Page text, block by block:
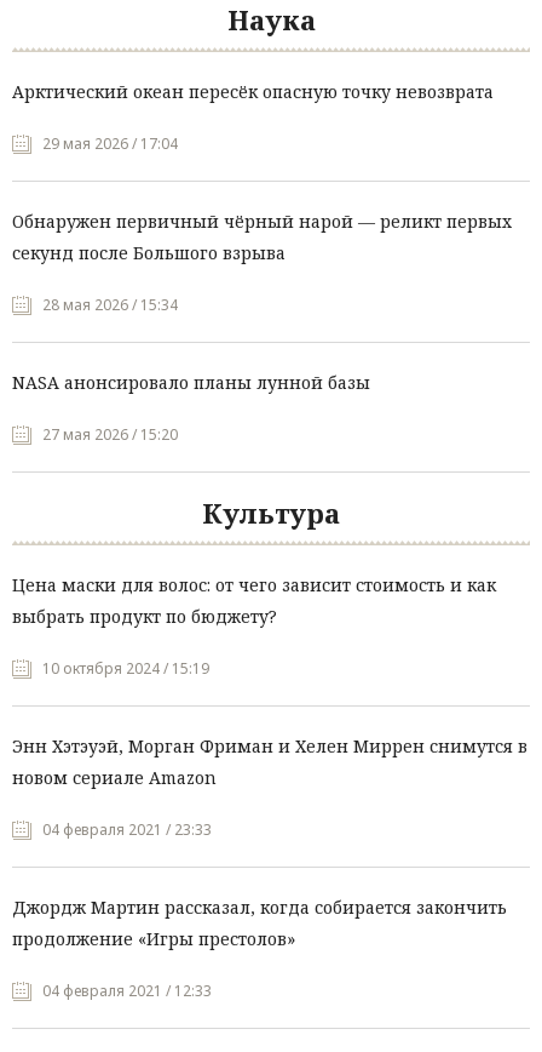
Наука
Арктический океан пересёк опасную точку невозврата
29 мая 2026 / 17:04
Обнаружен первичный чёрный нарой — реликт первых
секунд после Большого взрыва
28 мая 2026 / 15:34
NASA анонсировало планы лунной базы
27 мая 2026 / 15:20
Культура
Цена маски для волос: от чего зависит стоимость и как
выбрать продукт по бюджету?
10 октября 2024 / 15:19
Энн Хэтэуэй, Морган Фриман и Хелен Миррен снимутся в
новом сериале Amazon
04 февраля 2021 / 23:33
Джордж Мартин рассказал, когда собирается закончить
продолжение «Игры престолов»
04 февраля 2021 / 12:33